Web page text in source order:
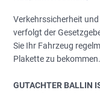
Verkehrssicherheit
verfolgt der
Sie Ihr Fahrzeug
Plakette zu bekommen.
GUTACHTER BALLIN